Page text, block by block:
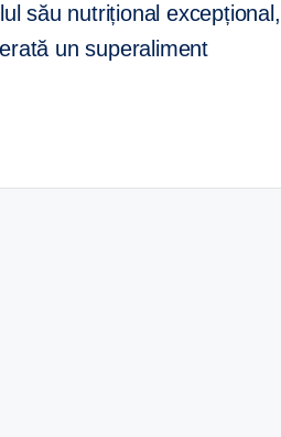
său nutrițional excepțional,
un superaliment